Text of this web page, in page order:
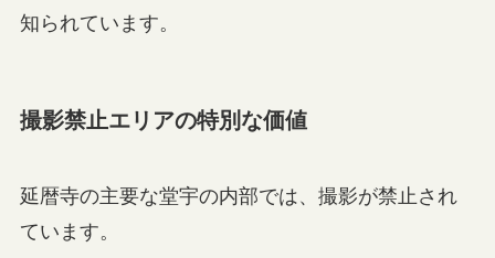
知られています。
撮影禁止エリアの特別な価値
延暦寺の主要な堂宇の内部では、撮影が禁止され
ています。